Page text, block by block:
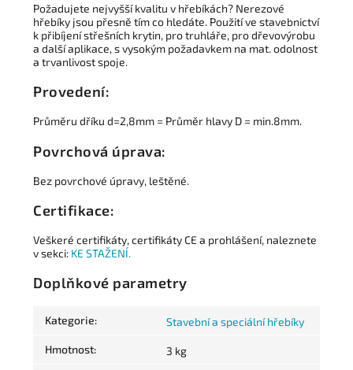
Požadujete nejvyšší kvalitu v hřebíkách? Nerezové
hřebíky jsou přesně tím co hledáte. Použití ve stavebnictví
k přibíjení střešních krytin, pro truhláře, pro dřevovýrobu
a další aplikace, s vysokým požadavkem na mat. odolnost
a trvanlivost spoje.
Provedení:
Průměru dříku d=2,8mm = Průměr hlavy D = min.8mm.
Povrchová úprava:
Bez povrchové úpravy, leštěné.
Certifikace:
Veškeré certifikáty, certifikáty CE a prohlášení, naleznete
v sekci: KE STAŽENÍ.
Doplňkové parametry
Kategorie: Stavební a speciální hřebíky
Hmotnost: 3 kg